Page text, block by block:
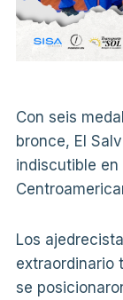
Con seis
bronce, El
indiscutible
Los
extraordinario
se